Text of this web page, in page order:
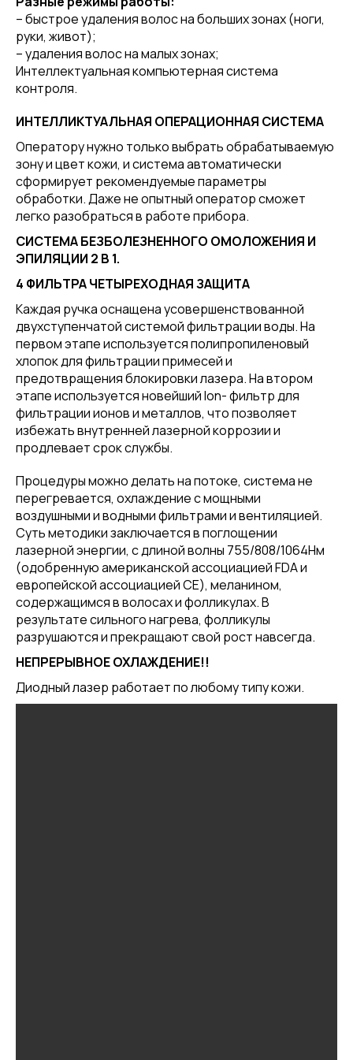
– быстрое удаления волос на больших зонах (ноги,
руки, живот);
– удаления волос на малых зонах;
Интеллектуальная компьютерная система
контроля.
ИНТЕЛЛИКТУАЛЬНАЯ ОПЕРАЦИОННАЯ СИСТЕМА
Оператору нужно только выбрать обрабатываемую
зону и цвет кожи, и система автоматически
сформирует рекомендуемые параметры
обработки. Даже не опытный оператор сможет
легко разобраться в работе прибора.
СИСТЕМА БЕЗБОЛЕЗНЕННОГО ОМОЛОЖЕНИЯ И
ЭПИЛЯЦИИ 2 В 1.
4 ФИЛЬТРА ЧЕТЫРЕХОДНАЯ ЗАЩИТА
Каждая ручка оснащена усовершенствованной
двухступенчатой системой фильтрации воды. На
первом этапе используется полипропиленовый
хлопок для фильтрации примесей и
предотвращения блокировки лазера. На втором
этапе используется новейший lon- фильтр для
фильтрации ионов и металлов, что позволяет
избежать внутренней лазерной коррозии и
продлевает срок службы.
Процедуры можно делать на потоке, система не
перегревается, охлаждение с мощными
воздушными и водными фильтрами и вентиляцией.
Суть методики заключается в поглощении
лазерной энергии, с длиной волны 755/808/1064Нм
(одобренную американской ассоциацией FDA и
европейской ассоциацией СЕ), меланином,
содержащимся в волосах и фолликулах. В
результате сильного нагрева, фолликулы
разрушаются и прекращают свой рост навсегда.
НЕПРЕРЫВНОЕ ОХЛАЖДЕНИЕ!!
Диодный лазер работает по любому типу кожи.